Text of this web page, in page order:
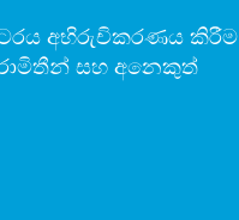
අභිරුචිකරණය කිරීම
සහ අනෙකුත්